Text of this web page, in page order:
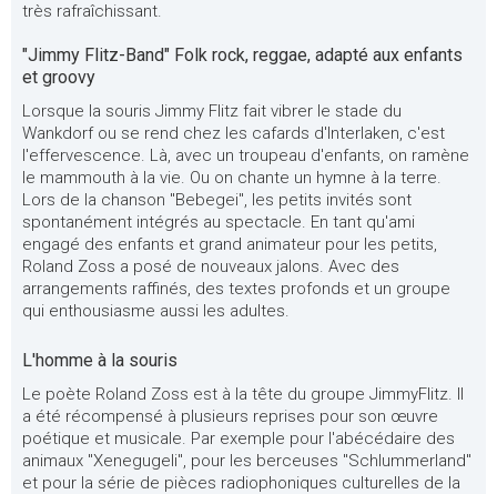
très rafraîchissant.
"Jimmy Flitz-Band" Folk rock, reggae, adapté aux enfants
et groovy
Lorsque la souris Jimmy Flitz fait vibrer le stade du
Wankdorf ou se rend chez les cafards d'Interlaken, c'est
l'effervescence. Là, avec un troupeau d'enfants, on ramène
le mammouth à la vie. Ou on chante un hymne à la terre.
Lors de la chanson "Bebegei", les petits invités sont
spontanément intégrés au spectacle. En tant qu'ami
engagé des enfants et grand animateur pour les petits,
Roland Zoss a posé de nouveaux jalons. Avec des
arrangements raffinés, des textes profonds et un groupe
qui enthousiasme aussi les adultes.
L'homme à la souris
Le poète Roland Zoss est à la tête du groupe JimmyFlitz. Il
a été récompensé à plusieurs reprises pour son œuvre
poétique et musicale. Par exemple pour l'abécédaire des
animaux "Xenegugeli", pour les berceuses "Schlummerland"
et pour la série de pièces radiophoniques culturelles de la